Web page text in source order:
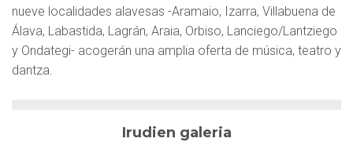
nueve localidades alavesas -Aramaio, Izarra, Villabuena de
Álava, Labastida, Lagrán, Araia, Orbiso, Lanciego/Lantziego
y Ondategi- acogerán una amplia oferta de música, teatro y
dantza.
Irudien galeria